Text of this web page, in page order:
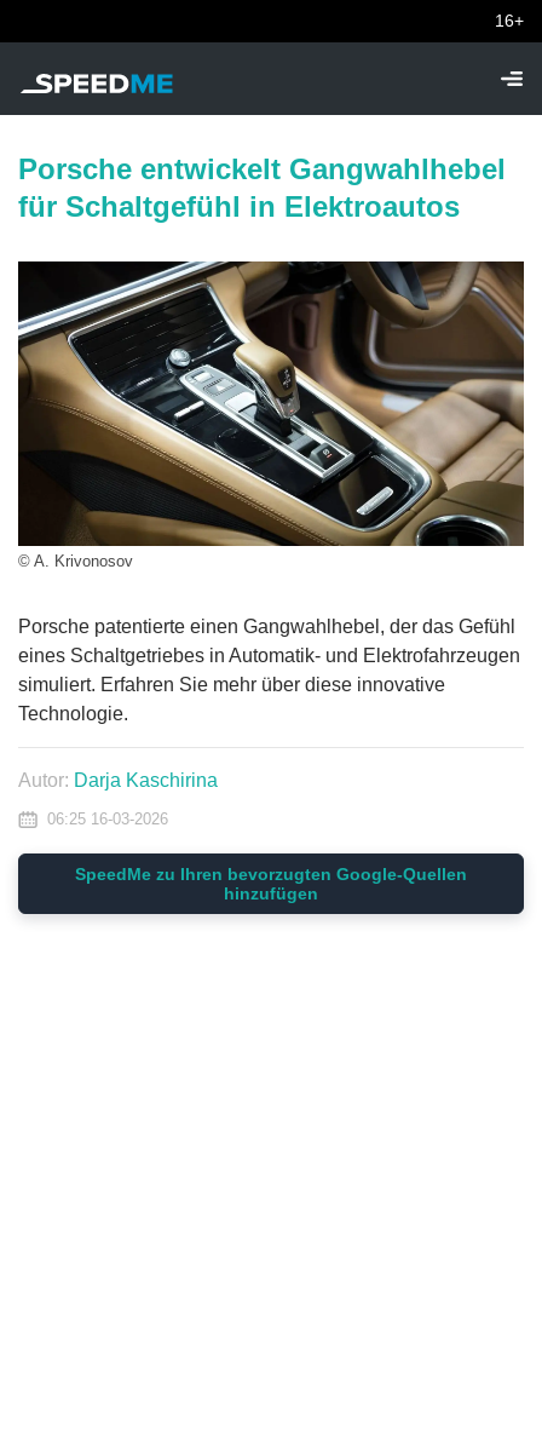
16+
Porsche entwickelt Gangwahlhebel
für Schaltgefühl in Elektroautos
© A. Krivonosov
Porsche patentierte einen Gangwahlhebel, der das Gefühl
eines Schaltgetriebes in Automatik- und Elektrofahrzeugen
simuliert. Erfahren Sie mehr über diese innovative
Technologie.
Autor: Darja Kaschirina
06:25 16-03-2026
SpeedMe zu Ihren bevorzugten Google-Quellen
hinzufügen